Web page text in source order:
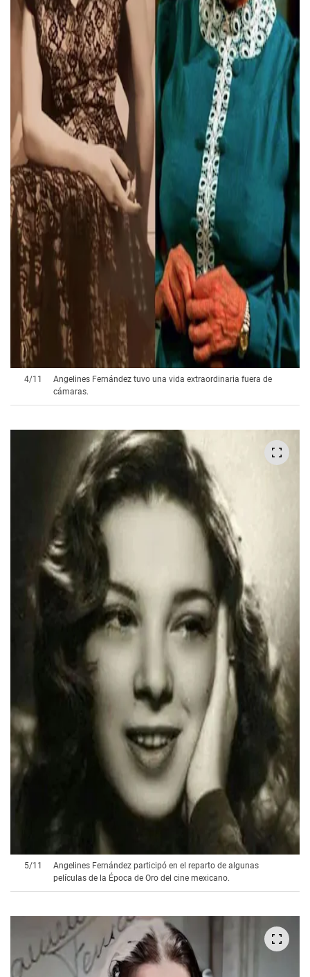
4/11
Angelines Fernández tuvo una vida extraordinaria fuera de
cámaras.
5/11
Angelines Fernández participó en el reparto de algunas
películas de la Época de Oro del cine mexicano.